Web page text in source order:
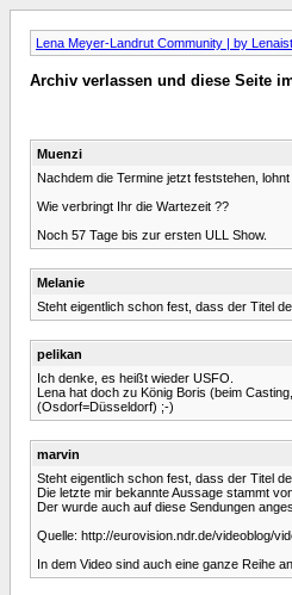
Lena Meyer-Landrut Community | by
Archiv verlassen und diese Seite
Muenzi
Nachdem die Termine jetzt feststehen,
Wie verbringt Ihr die Wartezeit ??
Noch 57 Tage bis zur ersten ULL Show.
Melanie
Steht eigentlich schon fest, dass der Titel
pelikan
Ich denke, es heißt wieder USFO.
Lena hat doch zu König Boris (beim
(Osdorf=Düsseldorf) ;-)
marvin
Steht eigentlich schon fest, dass der Titel
Die letzte mir bekannte Aussage stammt
Der wurde auch auf diese Sendungen
Quelle: http://eurovision.ndr.de/videoblog/
In dem Video sind auch eine ganze Reihe